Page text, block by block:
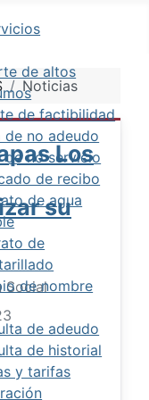
de altos
de factibilidad
de no adeudo
de no servicio
de recibo
de agua
de
de nombre
de adeudo
de historial
y tarifas
Noticias
Los
su
Social